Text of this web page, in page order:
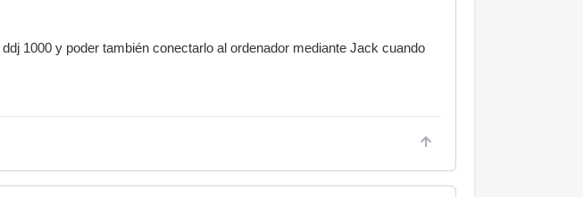
1000 y poder también conectarlo al ordenador mediante Jack cuando